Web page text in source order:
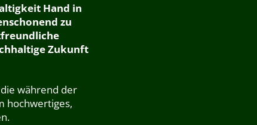
Hand in
zu
Zukunft
während der
hochwertiges,